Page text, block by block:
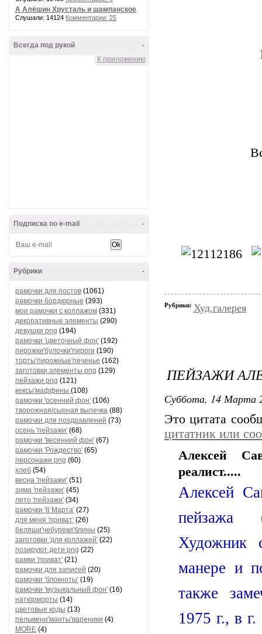
А Алёшин Хрусталь и шампанское
Слушали: 14124 Комментарии: 25
-
Всегда под рукой
К приложению
-
Подписка по e-mail
-
Рубрики
рамочки для постов (1061)
рамочки бордюрные (393)
мои рамочки с коллажом (331)
декоративные элементы (290)
девушки png (194)
рамочки 'цветочный фон' (192)
пирожки'булочки'пироги (190)
торты'пирожные'печенье (162)
заготовки,элементы png (129)
пейзажи png (121)
кексы'маффины (108)
рамочки 'осенний фон' (106)
творожная/сырная выпечка (88)
рамочки для поздравлений (73)
осень 'пейзажи' (68)
рамочки 'весенний фон' (67)
рамочки 'Рождество' (65)
персонажи png (60)
хлеб (54)
весна 'пейзажи' (51)
зима 'пейзажи' (45)
лето 'пейзажи' (34)
рамочки '8 Марта' (27)
для меня 'приват' (26)
беляши'чебуреки'блины (25)
заготовки 'для коллажей' (22)
позируют дети png (22)
рамки 'приват' (21)
рамочки для записей (20)
рамочки 'блокноты' (19)
рамочки 'музыкальный фон' (16)
натюрморты (14)
цветовые коды (13)
пельмени'манты'вареники (4)
MORE (4)
Рубрики: Худ.галерея
ПЕЙЗАЖИ
Суббота, 14 Марта
Это цитата
цитатник или
Алексей
реалист.....
Алексей
пейзажа
Художник
манере и
также
1975 г., в